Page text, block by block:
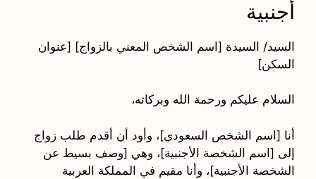
أجنبية
السيد/ السيدة [اسم الشخص المعني بالزواج] [عنوان
السكن]
السلام عليكم ورحمة الله وبركاته،
أنا [اسم الشخص السعودي]، وأود أن أقدم طلب زواج
إلى [اسم الشخصة الأجنبية]، وهي [وصف بسيط عن
الشخصة الأجنبية]، وأنا مقيم في المملكة العربية